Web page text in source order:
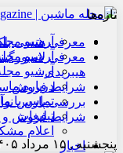
آرشیو
آرشیو
آرشیو
درباره ما
تماس با ما
تبلیغات
اعلام
اخبار
تازه‌ها
معرفی هنسی بلک‌برد ۲۰۳۰: بازگشت
هیبریدی
شرایط فروش
بررسی پارس
شرایط فروش و
پنجشنبه , ۱۵ مرداد ۱۴۰۵